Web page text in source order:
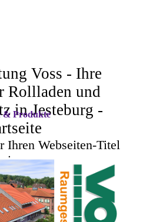
Voss - Ihre
Rollladen und
in Jesteburg -
Ihren Webseiten-Titel
ein.
& Produkte